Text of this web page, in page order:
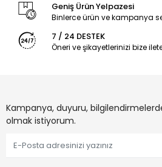
Geniş Ürün Yelpazesi
Binlerce ürün ve kampanya
7 / 24 DESTEK
Öneri ve şikayetlerinizi bize
Kampanya, duyuru,
olmak istiyorum.